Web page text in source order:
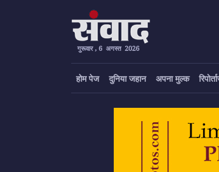
गुरूवार , 6 अगस्त 2026
होम पेज दुनिया जहान अपना मुल्क